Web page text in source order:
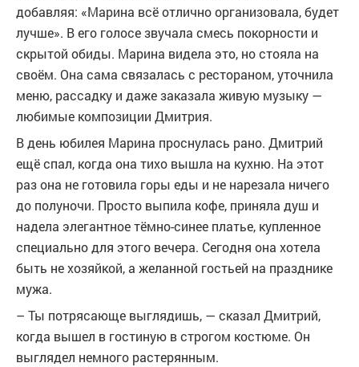
добавляя: «Марина всё отлично организовала, будет
лучше». В его голосе звучала смесь покорности и
скрытой обиды. Марина видела это, но стояла на
своём. Она сама связалась с рестораном, уточнила
меню, рассадку и даже заказала живую музыку —
любимые композиции Дмитрия.
В день юбилея Марина проснулась рано. Дмитрий
ещё спал, когда она тихо вышла на кухню. На этот
раз она не готовила горы еды и не нарезала ничего
до полуночи. Просто выпила кофе, приняла душ и
надела элегантное тёмно-синее платье, купленное
специально для этого вечера. Сегодня она хотела
быть не хозяйкой, а желанной гостьей на празднике
мужа.
– Ты потрясающе выглядишь, — сказал Дмитрий,
когда вышел в гостиную в строгом костюме. Он
выглядел немного растерянным.